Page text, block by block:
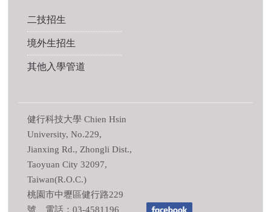
二技招生
境外生招生
其他入學管道
健行科技大學 Chien Hsin
University, No.229,
Jianxing Rd., Zhongli Dist.,
Taoyuan City 32097,
Taiwan(R.O.C.)
桃園市中壢區健行路229
號 電話：03-4581196